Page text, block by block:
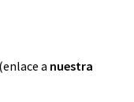
(enlace a nuestra